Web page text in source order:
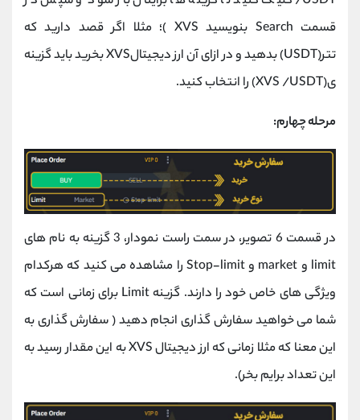
قسمت Search بنویسید XVS )؛ مثلا اگر قصد دارید که
تتر(USDT) بدهید و در ازای آن ارز دیجیتالXVS بخرید باید گزینه
ی(XVS /USDT) را انتخاب کنید.
مرحله چهارم:
در قسمت 6 تصویر، در سمت راست نمودار، 3 گزینه به نام های
limit و market و Stop-limit را مشاهده می کنید که هرکدام
ویژگی های خاص خود را دارند. گزینه Limit برای زمانی است که
شما می خواهید سفارش گذاری انجام دهید ( سفارش گذاری به
این معنا که مثلا زمانی که ارز دیجیتال XVS به این مقدار رسید به
این تعداد برایم بخر).